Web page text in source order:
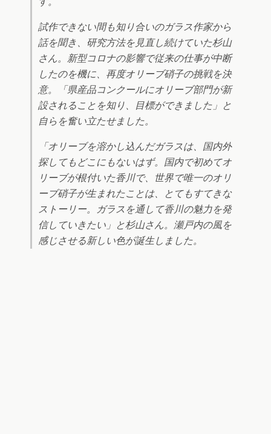
試作できない間も知り合いのガラス作家から
話を聞き、研究方法を見直し続けていた杉山
さん。新型コロナの影響で従来の仕事が中断
したのを機に、再度オリーブ硝子の挑戦を決
意。「県産品コンクールにオリーブ部門が新
設されることを知り、目標ができました」と
自らを奮い立たせました。
「オリーブを溶かし込んだガラスは、国内外
探してもどこにもないはず。国内で初めてオ
リーブが根付いた香川で、世界で唯一のオリ
ーブ硝子が生まれたことは、とてもすてきな
ストーリー。ガラスを通して香川の魅力を発
信していきたい」と杉山さん。瀬戸内の風を
感じさせる新しい色が誕生しました。